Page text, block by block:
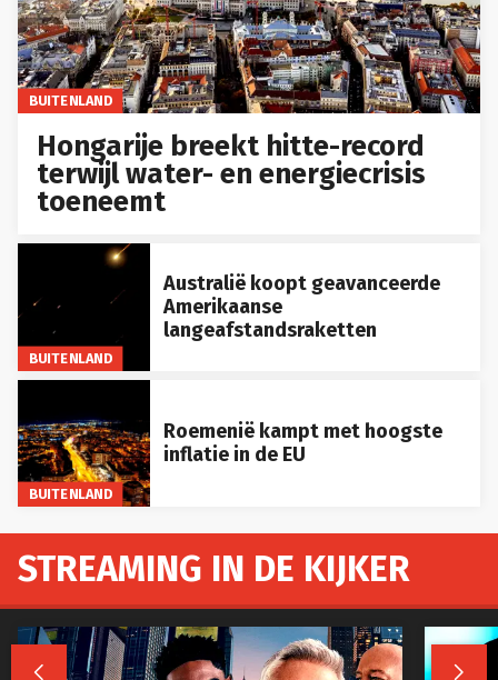
BUITENLAND
Hongarije breekt hitte-record
terwijl water- en energiecrisis
toeneemt
BUITENLAND
Australië koopt geavanceerde
Amerikaanse
langeafstandsraketten
BUITENLAND
Roemenië kampt met hoogste
inflatie in de EU
STREAMING IN DE KIJKER
 